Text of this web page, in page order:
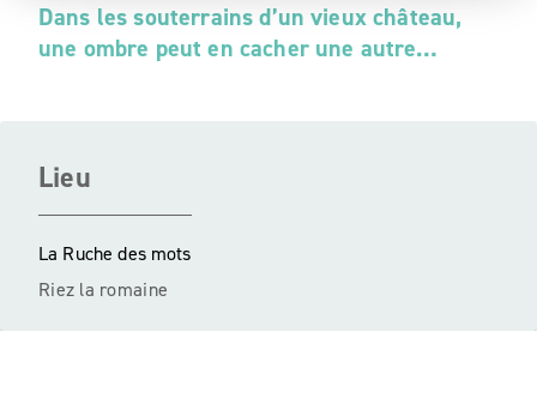
Dans les souterrains d’un vieux château,
une ombre peut en cacher une autre…
Lieu
La Ruche des mots
Riez la romaine